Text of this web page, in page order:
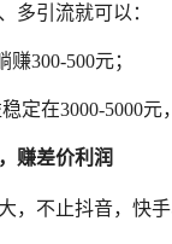
多引流就可以：
300-500元；
定在3000-5000元
赚差价利润
，不止抖音，快